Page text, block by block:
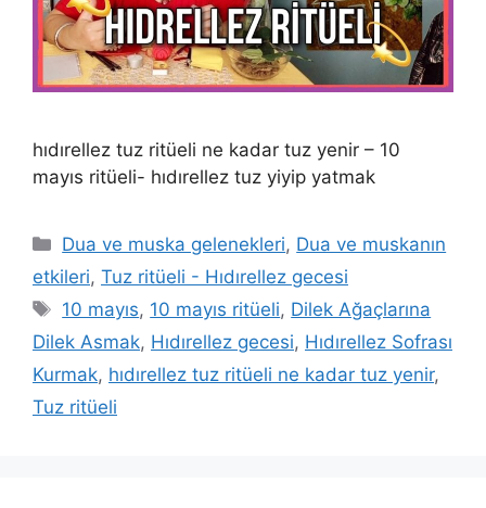
hıdırellez tuz ritüeli ne kadar tuz yenir – 10
mayıs ritüeli- hıdırellez tuz yiyip yatmak
Dua ve muska gelenekleri, Dua ve muskanın
etkileri, Tuz ritüeli - Hıdırellez gecesi
10 mayıs, 10 mayıs ritüeli, Dilek Ağaçlarına
Dilek Asmak, Hıdırellez gecesi, Hıdırellez Sofrası
Kurmak, hıdırellez tuz ritüeli ne kadar tuz yenir,
Tuz ritüeli